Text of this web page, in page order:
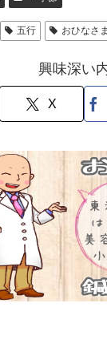
五行 おひなさま
興味深い
X